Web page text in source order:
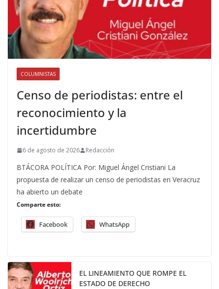
COLUMNISTAS
Censo de periodistas: entre el
reconocimiento y la
incertidumbre
6 de agosto de 2026 Redacción
BTÁCORA POLÍTICA Por: Miguel Ángel Cristiani La
propuesta de realizar un censo de periodistas en Veracruz
ha abierto un debate
Comparte esto:
Facebook WhatsApp
EL LINEAMIENTO QUE ROMPE EL
ESTADO DE DERECHO